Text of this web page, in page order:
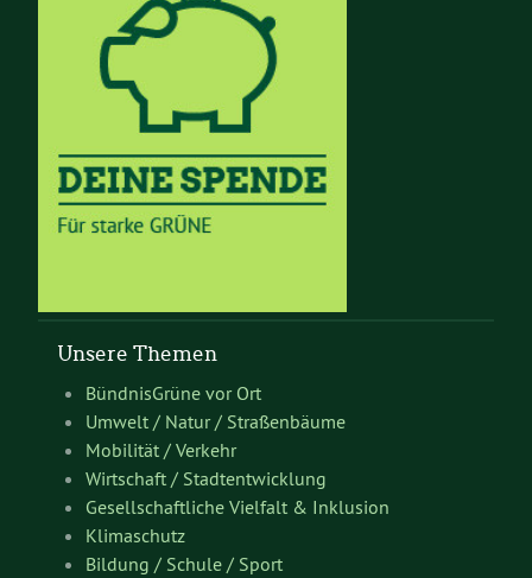
Unsere Themen
BündnisGrüne vor Ort
Umwelt / Natur / Straßenbäume
Mobilität / Verkehr
Wirtschaft / Stadtentwicklung
Gesellschaftliche Vielfalt & Inklusion
Klimaschutz
Bildung / Schule / Sport